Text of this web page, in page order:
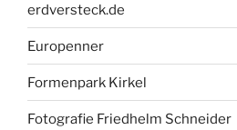
erdversteck.de
Europenner
Formenpark Kirkel
Fotografie Friedhelm Schneider